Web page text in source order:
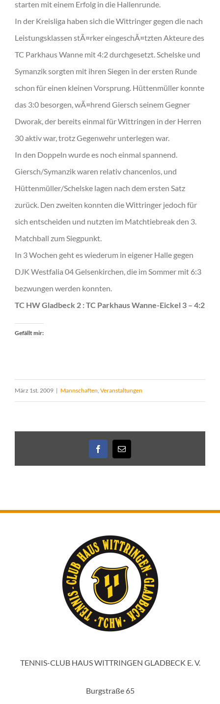
starten mit einem Erfolg in die Hallenrunde.
In der Kreisliga haben sich die Wittringer gegen die nach
Leistungsklassen stÃ¤rker eingeschÃ¤tzten Akteure des
TC Parkhaus Wanne mit 4:2 durchgesetzt. Schelske und
Symanzik sorgten mit ihren Siegen in der ersten Runde
schon für einen kleinen Vorsprung. Hüttenmüller konnte
das 3:0 besorgen, wÃ¤hrend Giersch seinem Gegner
Dworak, der bereits einmal für Wittringen in der Herren
30 aktiv war, trotz Gegenwehr unterlegen war.
In den Doppeln wurde es noch einmal spannend.
Giersch/Symanzik waren relativ chancenlos, und
Hüttenmüller/Schelske lagen nach dem ersten Satz
zurück. Den zweiten konnten die Wittringer jedoch für
sich entscheiden und nutzten im Matchtiebreak den 3.
Matchball zum Siegpunkt.
In 3 Wochen geht es wiederum in eigener Halle gegen
DJK Westfalia 04 Gelsenkirchen, die im Sommer mit 6:3
bezwungen werden konnten.
TC HW Gladbeck 2 : TC Parkhaus Wanne-Eickel 3 – 4:2
Gefällt mir:
März 1st. 2009 | Mannschaften, Veranstaltungen
Facebook
E-
Mail
TENNIS-CLUB HAUS WITTRINGEN GLADBECK E. V.
Burgstraße 65